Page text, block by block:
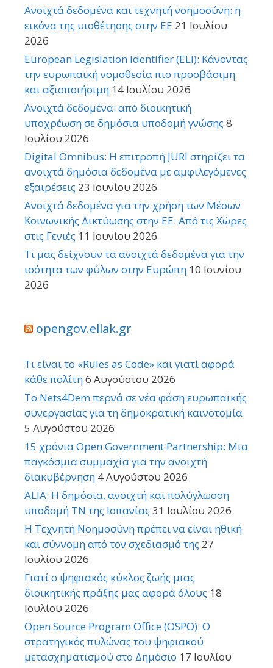
Ανοιχτά δεδομένα και τεχνητή νοημοσύνη: η
εικόνα της υιοθέτησης στην ΕΕ 21 Ιουλίου
2026
European Legislation Identifier (ELI): Κάνοντας
την ευρωπαϊκή νομοθεσία πιο προσβάσιμη
και αξιοποιήσιμη 14 Ιουλίου 2026
Ανοιχτά δεδομένα: από διοικητική
υποχρέωση σε δημόσια υποδομή γνώσης 8
Ιουλίου 2026
Digital Omnibus: Η επιτροπή JURI στηρίζει τα
ανοιχτά δημόσια δεδομένα με αμφιλεγόμενες
εξαιρέσεις 23 Ιουνίου 2026
Ανοιχτά δεδομένα για την χρήση των Μέσων
Κοινωνικής Δικτύωσης στην ΕΕ: Από τις Χώρες
στις Γενιές 11 Ιουνίου 2026
Τι μας δείχνουν τα ανοιχτά δεδομένα για την
ισότητα των φύλων στην Ευρώπη 10 Ιουνίου
2026
opengov.ellak.gr
Τι είναι το «Rules as Code» και γιατί αφορά
κάθε πολίτη6 Αυγούστου 2026
Το Nets4Dem περνά σε νέα φάση ευρωπαϊκής
συνεργασίας για τη δημοκρατική καινοτομία
5 Αυγούστου 2026
15 χρόνια Open Government Partnership: Μια
παγκόσμια συμμαχία για την ανοιχτή
διακυβέρνηση 4 Αυγούστου 2026
ALIA: Η δημόσια, ανοιχτή και πολύγλωσση
υποδομή ΤΝ της Ισπανίας 31 Ιουλίου 2026
Η Τεχνητή Νοημοσύνη πρέπει να είναι ηθική
και σύννομη από τον σχεδιασμό της 27
Ιουλίου 2026
Γιατί ο ψηφιακός κύκλος ζωής μιας
διοικητικής πράξης μας αφορά όλους 18
Ιουλίου 2026
Open Source Program Office (OSPO): Ο
στρατηγικός πυλώνας του ψηφιακού
μετασχηματισμού στο Δημόσιο 17 Ιουλίου